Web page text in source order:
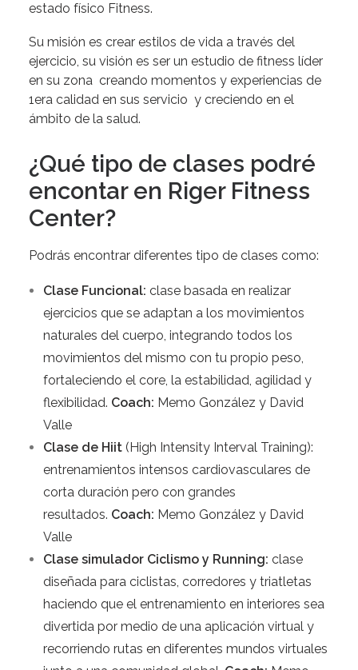
estado físico Fitness.
Su misión es crear estilos de vida a través del
ejercicio, su visión es ser un estudio de fitness líder
en su zona creando momentos y experiencias de
1era calidad en sus servicio y creciendo en el
ámbito de la salud.
¿Qué tipo de clases podré
encontar en Riger Fitness
Center?
Podrás encontrar diferentes tipo de clases como:
Clase Funcional: clase basada en realizar
ejercicios que se adaptan a los movimientos
naturales del cuerpo, integrando todos los
movimientos del mismo con tu propio peso,
fortaleciendo el core, la estabilidad, agilidad y
flexibilidad. Coach: Memo González y David
Valle
Clase de Hiit (High Intensity Interval Training):
entrenamientos intensos cardiovasculares de
corta duración pero con grandes
resultados. Coach: Memo González y David
Valle
Clase simulador Ciclismo y Running: clase
diseñada para ciclistas, corredores y triatletas
haciendo que el entrenamiento en interiores sea
divertida por medio de una aplicación virtual y
recorriendo rutas en diferentes mundos virtuales